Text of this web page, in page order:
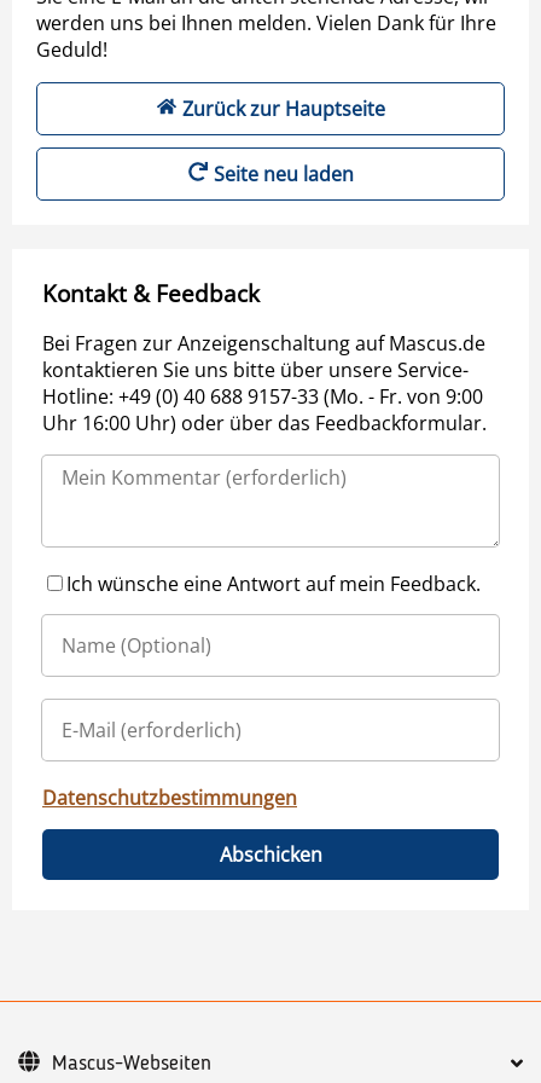
werden uns bei Ihnen melden. Vielen Dank für Ihre
Geduld!
Zurück zur Hauptseite
Seite neu laden
Kontakt & Feedback
Bei Fragen zur Anzeigenschaltung auf Mascus.de
kontaktieren Sie uns bitte über unsere Service-
Hotline: +49 (0) 40 688 9157-33 (Mo. - Fr. von 9:00
Uhr 16:00 Uhr) oder über das Feedbackformular.
Ich wünsche eine Antwort auf mein Feedback.
Datenschutzbestimmungen
Abschicken
Mascus-Webseiten